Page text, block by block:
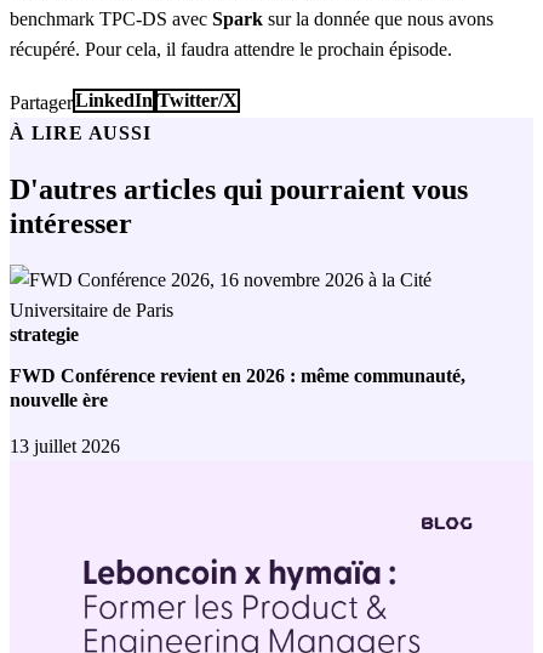
benchmark TPC-DS avec Spark sur la donnée que nous avons
récupéré. Pour cela, il faudra attendre le prochain épisode.
PartagerLinkedIn Twitter/X
À LIRE AUSSI
D'autres articles qui pourraient vous
intéresser
strategie
FWD Conférence revient en 2026 : même communauté,
nouvelle ère
13 juillet 2026